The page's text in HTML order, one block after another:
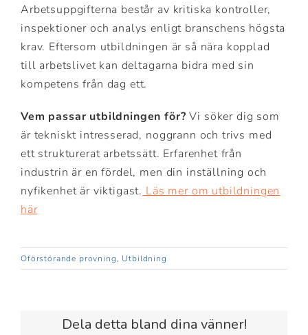
Arbetsuppgifterna består av kritiska kontroller,
inspektioner och analys enligt branschens högsta
krav. Eftersom utbildningen är så nära kopplad
till arbetslivet kan deltagarna bidra med sin
kompetens från dag ett.
Vem passar utbildningen för? Vi söker dig som
är tekniskt intresserad, noggrann och trivs med
ett strukturerat arbetssätt. Erfarenhet från
industrin är en fördel, men din inställning och
nyfikenhet är viktigast. Läs mer om utbildningen
här
Oförstörande provning, Utbildning
Dela detta bland dina vänner!